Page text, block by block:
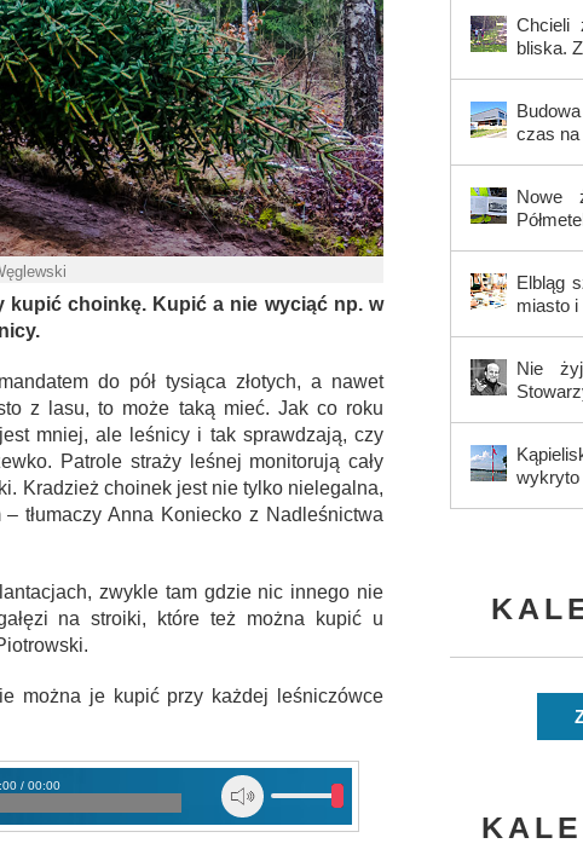
kupić choinkę. Kupić a nie wyciąć np. w
do pół tysiąca złotych, a nawet
z lasu, to może taką mieć. Jak co roku
mniej, ale leśnicy i tak sprawdzają, czy
Patrole straży leśnej monitorują cały
Kradzież choinek jest nie tylko nielegalna,
tłumaczy Anna Koniecko z Nadleśnictwa
zwykle tam gdzie nic innego nie
na stroiki, które też można kupić u
można je kupić przy każdej leśniczówce
/ 00:00
Chcieli
bliska.
czas
Nowe
Elbląg
miasto i
Nie
wykryto